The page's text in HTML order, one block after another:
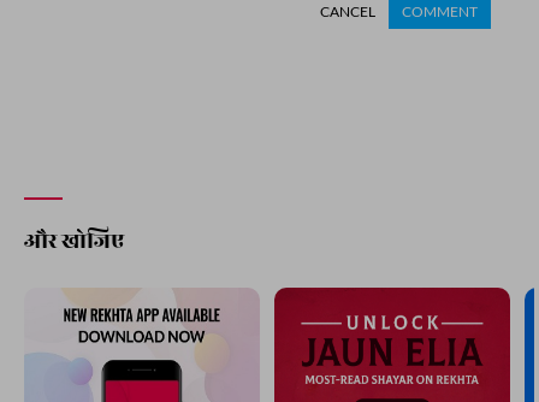
CANCEL COMMENT
और खोजिए